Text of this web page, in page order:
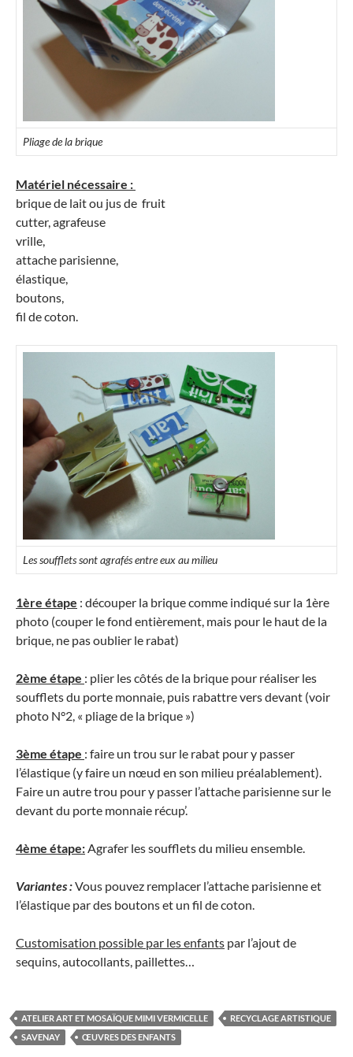
Pliage de la brique
Matériel nécessaire :
brique de lait ou jus de fruit
cutter, agrafeuse
vrille,
attache parisienne,
élastique,
boutons,
fil de coton.
Les soufflets sont agrafés entre eux au milieu
1ère étape : découper la brique comme indiqué sur la 1ère
photo (couper le fond entièrement, mais pour le haut de la
brique, ne pas oublier le rabat)
2ème étape : plier les côtés de la brique pour réaliser les
soufflets du porte monnaie, puis rabattre vers devant (voir
photo N°2, « pliage de la brique »)
3ème étape : faire un trou sur le rabat pour y passer
l’élastique (y faire un nœud en son milieu préalablement).
Faire un autre trou pour y passer l’attache parisienne sur le
devant du porte monnaie récup’.
4ème étape: Agrafer les soufflets du milieu ensemble.
Variantes :Vous pouvez remplacer l’attache parisienne et
l’élastique par des boutons et un fil de coton.
Customisation possible par les enfants par l’ajout de
sequins, autocollants, paillettes…
ATELIER ART ET MOSAÏQUE MIMI VERMICELLE
RECYCLAGE ARTISTIQUE
SAVENAY
ŒUVRES DES ENFANTS